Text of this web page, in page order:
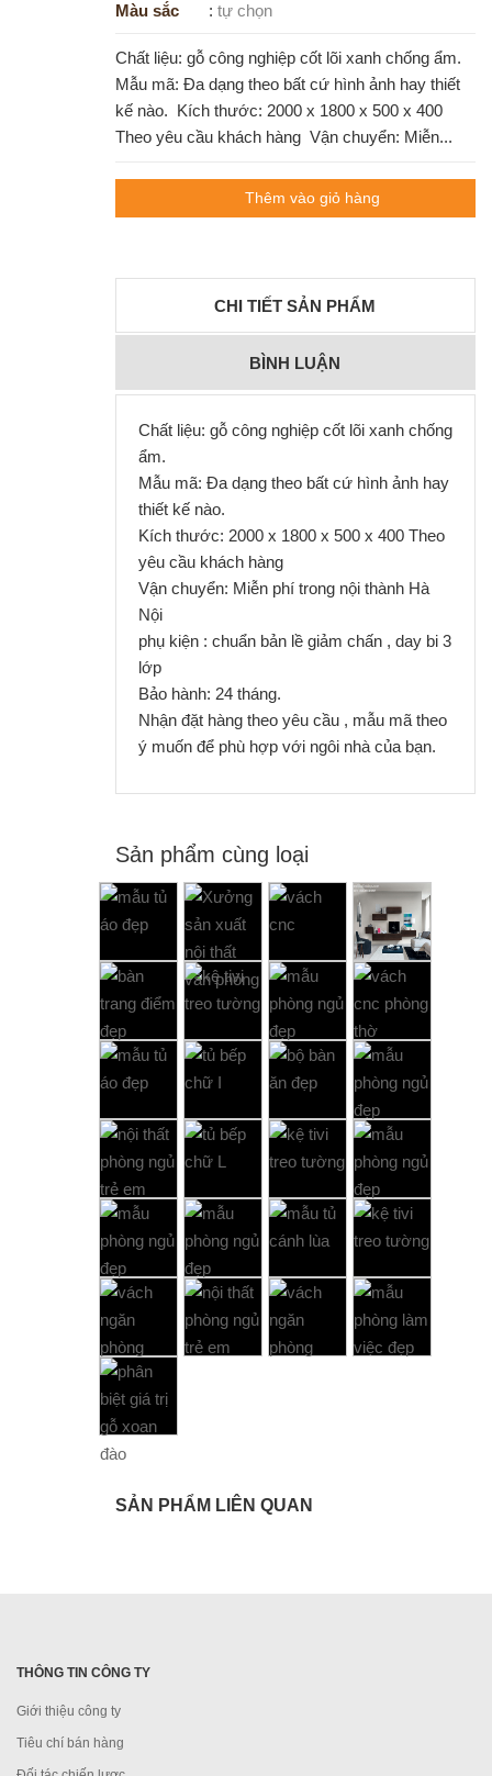
Màu sắc
: tự chọn
Chất liệu: gỗ công nghiệp cốt lõi xanh chống ẩm.
Mẫu mã: Đa dạng theo bất cứ hình ảnh hay thiết
kế nào. Kích thước: 2000 x 1800 x 500 x 400
Theo yêu cầu khách hàng Vận chuyển: Miễn...
Thêm vào giỏ hàng
CHI TIẾT SẢN PHẨM
BÌNH LUẬN
Chất liệu: gỗ công nghiệp cốt lõi xanh chống
ẩm.
Mẫu mã: Đa dạng theo bất cứ hình ảnh hay
thiết kế nào.
Kích thước: 2000 x 1800 x 500 x 400 Theo
yêu cầu khách hàng
Vận chuyển: Miễn phí trong nội thành Hà
Nội
phụ kiện : chuẩn bản lề giảm chấn , day bi 3
lớp
Bảo hành: 24 tháng.
Nhận đặt hàng theo yêu cầu , mẫu mã theo
ý muốn để phù hợp với ngôi nhà của bạn.
Sản phẩm cùng loại
SẢN PHẨM LIÊN QUAN
THÔNG TIN CÔNG TY
Giới thiệu công ty
Tiêu chí bán hàng